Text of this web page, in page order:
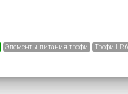
Элементы питания трофи Трофи